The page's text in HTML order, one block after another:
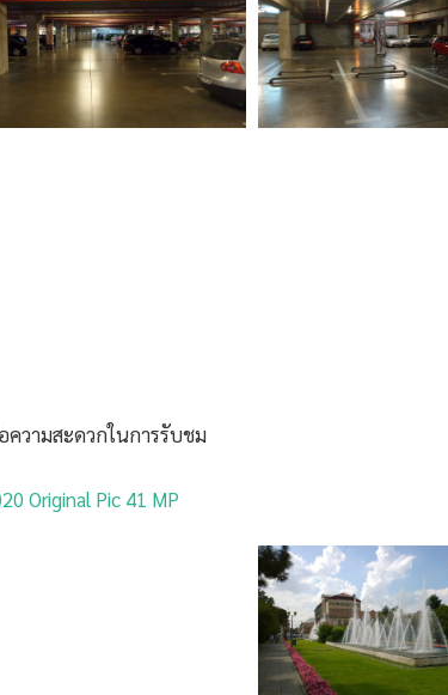
วามสะดวกในการรับชม
Original Pic 41 MP